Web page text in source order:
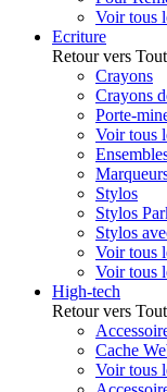
Voir tous
Ecriture
Retour vers
Crayons
Crayons
Porte-
Voir tous
Stylos
Stylos
Stylos
Voir tous
Voir tous
High-tech
Retour vers
Cache
Voir tous